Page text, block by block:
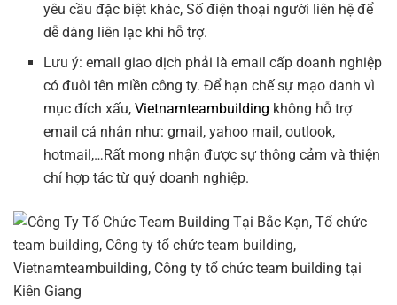
yêu cầu đặc biệt khác, Số điện thoại người liên hệ để
dễ dàng liên lạc khi hỗ trợ.
Lưu ý: email giao dịch phải là email cấp doanh nghiệp
có đuôi tên miền công ty. Để hạn chế sự mạo danh vì
mục đích xấu,Vietnamteambuilding không hỗ trợ
email cá nhân như: gmail, yahoo mail, outlook,
hotmail,…Rất mong nhận được sự thông cảm và thiện
chí hợp tác từ quý doanh nghiệp.